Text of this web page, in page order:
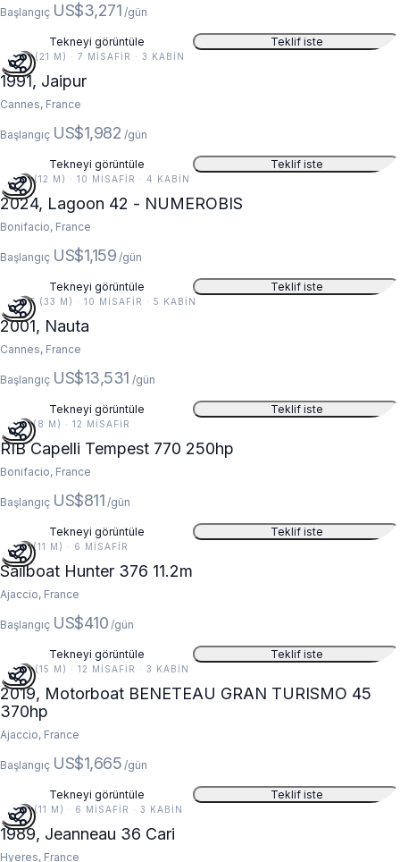
Başlangıç US$3,271 /gün
Tekneyi görüntüle Teklif iste
68 FT (21 M) · 7 MISAFIR · 3 KABIN
1991, Jaipur
Cannes, France
Başlangıç US$1,982 /gün
Tekneyi görüntüle Teklif iste
5
39 FT (12 M) · 10 MISAFIR · 4 KABIN
2024, Lagoon 42 - NUMEROBIS
Bonifacio, France
Başlangıç US$1,159 /gün
Tekneyi görüntüle Teklif iste
108 FT (33 M) · 10 MISAFIR · 5 KABIN
2001, Nauta
Cannes, France
Başlangıç US$13,531 /gün
Tekneyi görüntüle Teklif iste
25 FT (8 M) · 12 MISAFIR
RIB Capelli Tempest 770 250hp
Bonifacio, France
Başlangıç US$811 /gün
Tekneyi görüntüle Teklif iste
37 FT (11 M) · 6 MISAFIR
Sailboat Hunter 376 11.2m
Ajaccio, France
Başlangıç US$410 /gün
Tekneyi görüntüle Teklif iste
48 FT (15 M) · 12 MISAFIR · 3 KABIN
2019, Motorboat BENETEAU GRAN TURISMO 45
370hp
Ajaccio, France
Başlangıç US$1,665 /gün
Tekneyi görüntüle Teklif iste
36 FT (11 M) · 6 MISAFIR · 3 KABIN
1989, Jeanneau 36 Cari
Hyeres, France